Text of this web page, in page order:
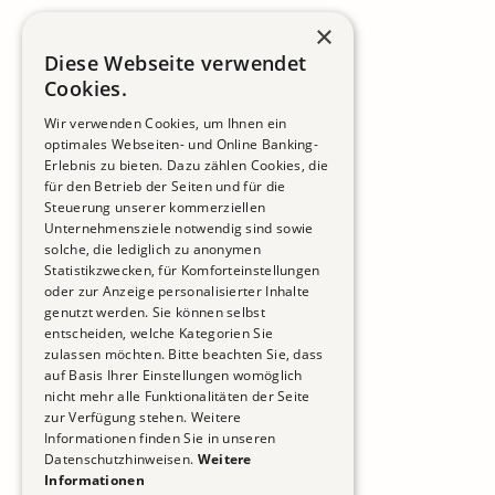
×
Diese Webseite verwendet
Cookies.
Wir verwenden Cookies, um Ihnen ein
optimales Webseiten- und Online Banking-
Erlebnis zu bieten. Dazu zählen Cookies, die
für den Betrieb der Seiten und für die
Steuerung unserer kommerziellen
Unternehmensziele notwendig sind sowie
solche, die lediglich zu anonymen
Statistikzwecken, für Komforteinstellungen
oder zur Anzeige personalisierter Inhalte
genutzt werden. Sie können selbst
entscheiden, welche Kategorien Sie
zulassen möchten. Bitte beachten Sie, dass
auf Basis Ihrer Einstellungen womöglich
nicht mehr alle Funktionalitäten der Seite
zur Verfügung stehen. Weitere
Informationen finden Sie in unseren
Datenschutzhinweisen. Weitere
Informationen